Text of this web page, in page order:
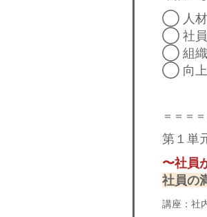
◯ 人材
◯ 社
◯ 組
◯ 向
＝＝＝
第１単
〜社員
社員の
講座：社